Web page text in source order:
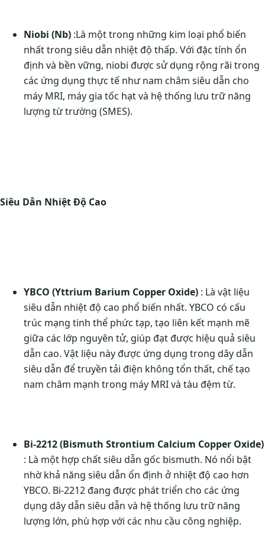
Niobi (Nb) :Là một trong những kim loại phổ biến
nhất trong siêu dẫn nhiệt độ thấp. Với đặc tính ổn
định và bền vững, niobi được sử dụng rộng rãi trong
các ứng dụng thực tế như nam châm siêu dẫn cho
máy MRI, máy gia tốc hạt và hệ thống lưu trữ năng
lượng từ trường (SMES).
Siêu Dẫn Nhiệt Độ Cao
YBCO (Yttrium Barium Copper Oxide) : Là vật liệu
siêu dẫn nhiệt độ cao phổ biến nhất. YBCO có cấu
trúc mạng tinh thể phức tạp, tạo liên kết mạnh mẽ
giữa các lớp nguyên tử, giúp đạt được hiệu quả siêu
dẫn cao. Vật liệu này được ứng dụng trong dây dẫn
siêu dẫn để truyền tải điện không tổn thất, chế tạo
nam châm mạnh trong máy MRI và tàu đệm từ.
Bi-2212 (Bismuth Strontium Calcium Copper Oxide)
: Là một hợp chất siêu dẫn gốc bismuth. Nó nổi bật
nhờ khả năng siêu dẫn ổn định ở nhiệt độ cao hơn
YBCO. Bi-2212 đang được phát triển cho các ứng
dụng dây dẫn siêu dẫn và hệ thống lưu trữ năng
lượng lớn, phù hợp với các nhu cầu công nghiệp.